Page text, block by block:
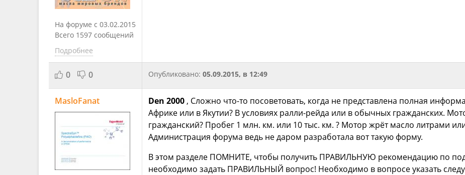
На форуме с 03.02.2015
Всего 1597 сообщений
Подробнее
0 0 Опубликовано: 05.09.2015, в 12:49
MasloFanat Den 2000 , Сложно что-то посоветовать, когда не представлена полная
Африке или в Якутии? В условиях ралли-рейда или в обычных гражданских.
гражданский? Пробег 1 млн. км. или 10 тыс. км. ? Мотор жрёт масло литрами
Администрация форума ведь не даром разработала вот такую форму.
В этом разделе ПОМНИТЕ, чтобы получить ПРАВИЛЬНУЮ рекомендацию по
необходимо задать ПРАВИЛЬНЫЙ вопрос! Необходимо в вопросе указать